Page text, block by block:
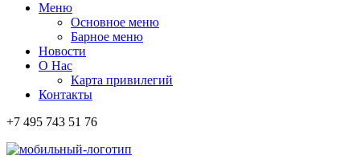
Меню
Основное меню
Барное меню
Новости
О Нас
Карта привилегий
Контакты
+7 495 743 51 76